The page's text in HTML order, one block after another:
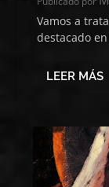
Vamos a
destacado
LEER MÁS